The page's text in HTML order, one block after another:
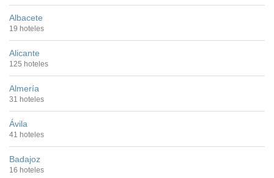
Albacete
19 hoteles
Alicante
125 hoteles
Almería
31 hoteles
Ávila
41 hoteles
Badajoz
16 hoteles